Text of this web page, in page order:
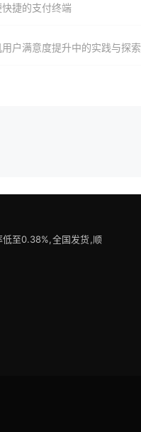
捷的支付终端
户满意度提升中的实践与探索
至0.38%,全国发货,顺